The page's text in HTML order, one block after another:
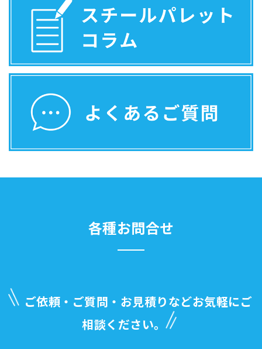
各種お問合せ
ご依頼・ご質問・お見積りなどお気軽にご
相談ください。